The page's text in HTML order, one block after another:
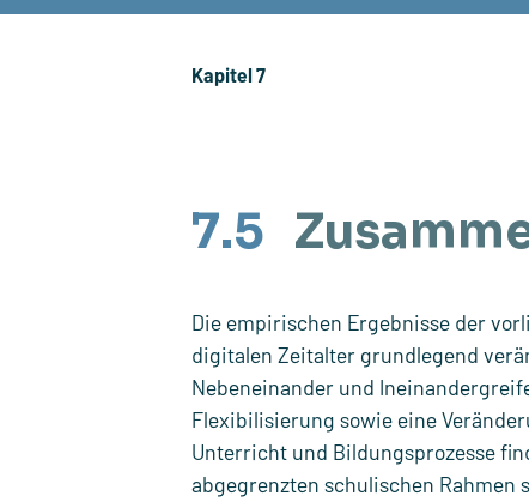
Kapitel 7
7.5
Die empirischen Ergebnisse der
digitalen Zeitalter grundlegend
Nebeneinander und
Flexibilisierung sowie eine
Unterricht und Bildungsprozesse
abgegrenzten schulischen